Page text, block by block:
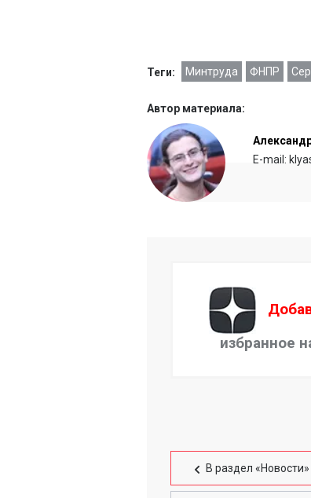
Теги: Минтруда ФНПР
Автор материала:
E-mail:
избранное
В раздел «Новости»